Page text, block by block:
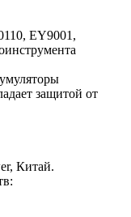
EY9001,
защитой от
Китай.